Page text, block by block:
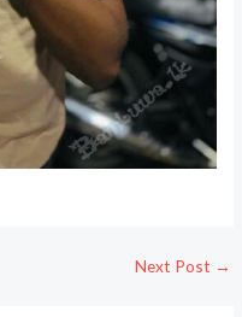
Next Post →